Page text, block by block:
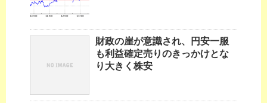
財政の崖が意識され、円安一服
も利益確定売りのきっかけとな
り大きく株安